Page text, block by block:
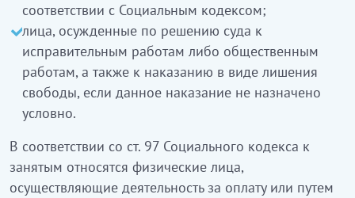
соответствии с Социальным кодексом;
лица, осужденные по решению суда к
исправительным работам либо общественным
работам, а также к наказанию в виде лишения
свободы, если данное наказание не назначено
условно.
В соответствии со ст. 97 Социального кодекса к
занятым относятся физические лица,
осуществляющие деятельность за оплату или путем